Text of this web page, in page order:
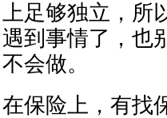
上足够独立，所
遇到事情了，也
不会做。
在保险上，有找